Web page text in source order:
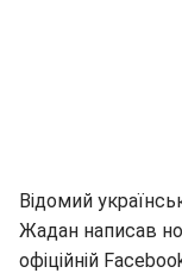
Відомий
Жадан написав
офіційній